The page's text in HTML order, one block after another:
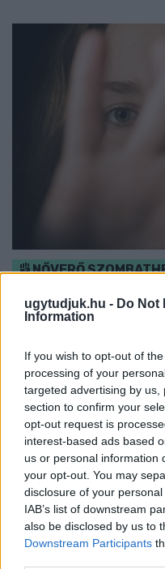
ugytudjuk.hu - Do Not
Information
If you wish to opt-out of
processing of your
targeted advertising by
section to confirm your
opt-out request is
interest-based ads based
us or personal information
your opt-out. You may
disclosure of your
IAB’s list of downstream
also be disclosed by us to
Downstream Participants
NŐVERŐ
A férfi a nyílt utcán kezdte